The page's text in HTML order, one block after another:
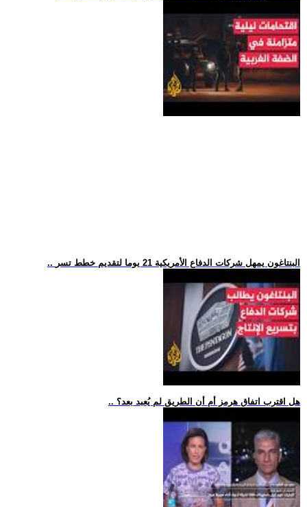
.. البنتاغون يمهل شركات الدفاع الأمريكية 21 يوما لتقديم خطط تسر
.. هل اقترب اتفاق هرمز أم أن الطريق لم يُعبد بعد؟